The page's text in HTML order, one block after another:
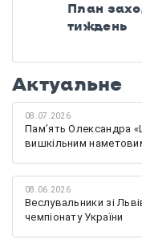
План
тиждень
Актуальне
08.07.2026
Памʼять Олександра
вишкільним
08.06.2026
Веслувальники зі
чемпіонату України